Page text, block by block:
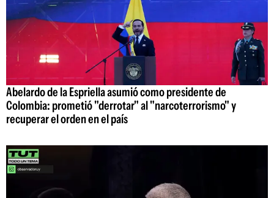
Abelardo de la Espriella asumió como presidente de
Colombia: prometió "derrotar" al "narcoterrorismo" y
recuperar el orden en el país